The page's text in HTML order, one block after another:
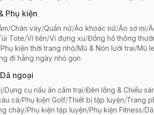
Phụ kiện
/Chân váy/Quần nữ/Áo khoác nữ/Áo sơ mi/
Tote/Ví tiền/Ví đựng xu/Đồng hồ thông
Phụ kiện thời trang nhỏ/Mũ & Nón lưỡi trai/Mũ
đi hằng ngày nhỏ gọn
ngoại
/Dụng cụ nấu ăn cắm trại/Đèn lồng & Chiếu
cá/Phụ kiện Golf/Thiết bị tập luyện/Trang
chày/Phụ kiện tập luyện/Phụ kiện Fitness/